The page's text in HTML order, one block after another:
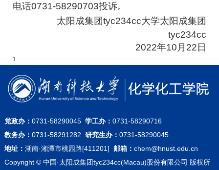
电话0731-58290703投诉。
太阳成集团tyc234cc大学太阳成集团
tyc234cc
2022年10月22日
1
党政办： 0731-58290045 学工办： 0731-58290716
教务办： 0731-58291282 研究生办： 0731-58290045
地址： 湖南·湘潭市桃园路[411201] 邮箱： chem@hnust.edu.cn
Copyright © 中国·太阳成集团tyc234cc(Macau)股份有限公司 版权所